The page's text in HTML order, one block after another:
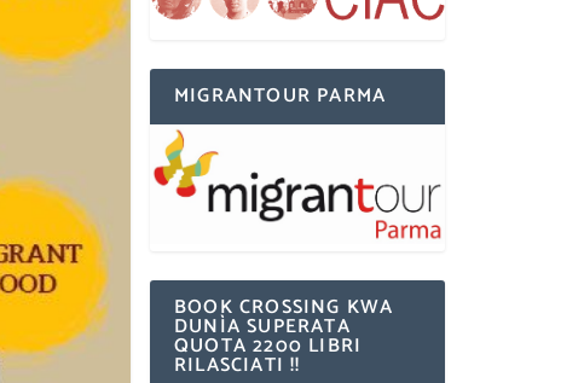
MIGRANTOUR PARMA
BOOK CROSSING KWA
DUNÌA SUPERATA
QUOTA 2200 LIBRI
RILASCIATI !!